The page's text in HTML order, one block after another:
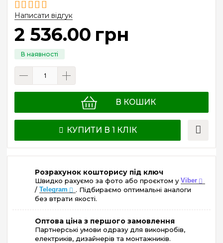
Написати відгук
2 536.00 грн
В КОШИК
КУПИТИ В 1 КЛІК
Розрахунок кошторису під ключ
Швидко рахуємо за фото або проєктом у Viber
/ Telegram
. Підбираємо оптимальні аналоги
без втрати якості.
Оптова ціна з першого замовлення
Партнерські умови одразу для виконробів,
електриків, дизайнерів та монтажників.